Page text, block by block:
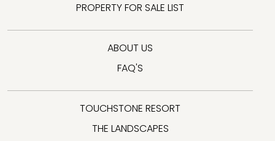
PROPERTY FOR SALE LIST
ABOUT US
FAQ'S
TOUCHSTONE RESORT
THE LANDSCAPES